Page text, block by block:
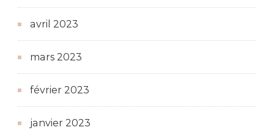
avril 2023
mars 2023
février 2023
janvier 2023